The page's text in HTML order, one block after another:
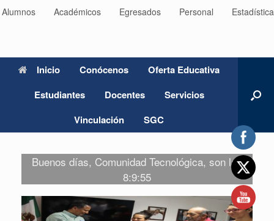
Alumnos Académicos Egresados Personal
Inicio Conócenos
Oferta Educativa
Estudiantes
Docentes
Servicios
Vinculación
SGC
Buenos días, Comunidad Tecnológica, son las
8:9:55